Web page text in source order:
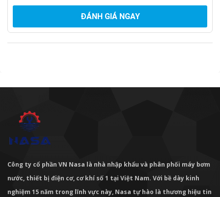
ĐÁNH GIÁ NGAY
Công ty cổ phần VN Nasa là nhà nhập khẩu và phân phối máy bơm
nước, thiết bị điện cơ, cơ khí số 1 tại Việt Nam. Với bề dày kinh
nghiệm 15 năm trong lĩnh vực này, Nasa tự hào là thương hiệu tin